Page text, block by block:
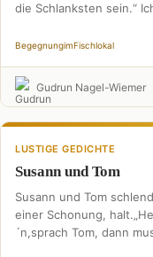
die Schlanksten sein.“
BegegnungimFischlokal
Gudrun Nagel-Wiemer
LUSTIGE GEDICHTE
Susann und Tom
Susann und Tom
einer Schonung,
´n,sprach Tom, dann